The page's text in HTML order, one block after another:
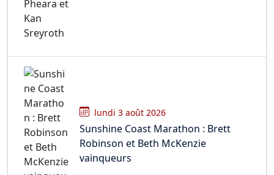
lundi 3 août 2026
Sunshine Coast Marathon : Brett
Robinson et Beth McKenzie
vainqueurs